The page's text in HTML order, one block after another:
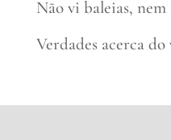
Não vi baleias, nem
Verdades acerca